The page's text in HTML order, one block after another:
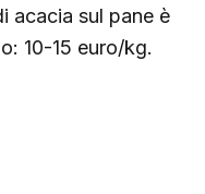
acacia sul pane è
10-15 euro/kg.